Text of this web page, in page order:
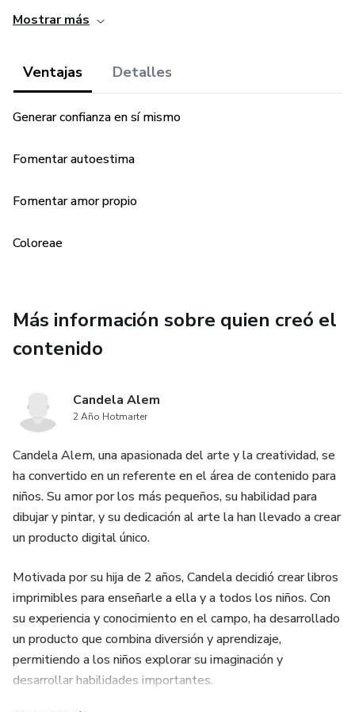
Mostrar más
Ventajas Detalles
Generar confianza en sí mismo
Fomentar autoestima
Fomentar amor propio
Coloreae
Más información sobre quien creó el
contenido
Candela Alem
2 Año Hotmarter
Candela Alem, una apasionada del arte y la creatividad, se
ha convertido en un referente en el área de contenido para
niños. Su amor por los más pequeños, su habilidad para
dibujar y pintar, y su dedicación al arte la han llevado a crear
un producto digital único.
Motivada por su hija de 2 años, Candela decidió crear libros
imprimibles para enseñarle a ella y a todos los niños. Con
su experiencia y conocimiento en el campo, ha desarrollado
un producto que combina diversión y aprendizaje,
permitiendo a los niños explorar su imaginación y
desarrollar habilidades importantes.